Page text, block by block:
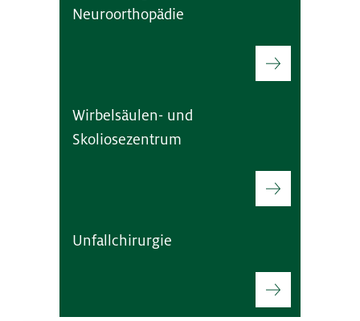
Neuroorthopädie
Wirbelsäulen- und
Skoliosezentrum
Unfallchirurgie